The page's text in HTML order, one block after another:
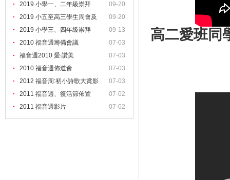
09-20
2019 小學一、二年級崇拜
09-20
2019 小五至高三學生周會及
09-13
2019 小學三、四年級崇拜
07-03
2010 福音週籌備會議
07-03
福音週2010 愛‧讚美
07-03
2010 福音週佈道會
07-03
2012 福音周:初小詩歌大賞影
07-02
2011 福音週、復活節佈置
07-02
2011 福音週影片
高二愛班同